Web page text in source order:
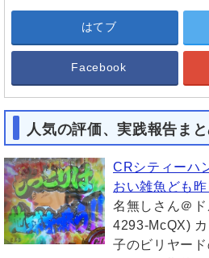
はてブ
Facebook
人気の評価、実践報告ま
CRシティーハ
おい雑魚ども
名無しさん＠
4293-McQX)
子のビリヤー